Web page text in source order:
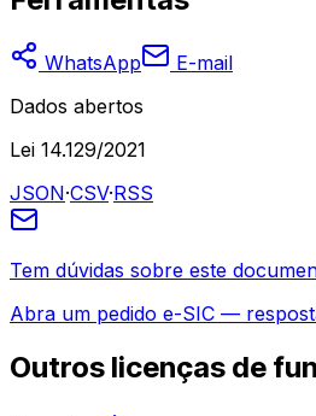
WhatsApp
E-mail
Dados abertos
Lei 14.129/2021
JSON·CSV·RSS
Tem dúvidas sobre este
Abra um pedido e-SIC —
Outros licenças de